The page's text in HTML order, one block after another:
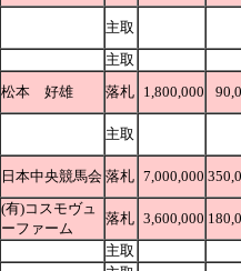
主取
主取
松本 好雄 落札 1,800,000
主取
日本中央競馬会 落札 7,000,000
(有)コスモヴュ
ーファーム
落札 3,600,000
主取